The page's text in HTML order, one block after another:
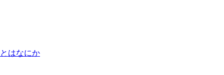
はなにか